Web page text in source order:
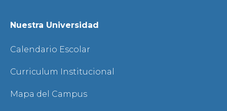
Nuestra Universidad
Calendario Escolar
Curriculum Institucional
Mapa del Campus